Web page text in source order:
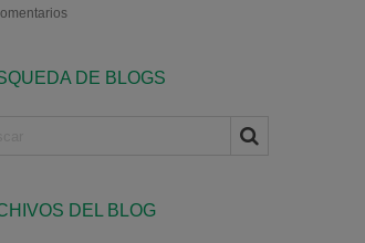
DE BLOGS
DEL BLOG